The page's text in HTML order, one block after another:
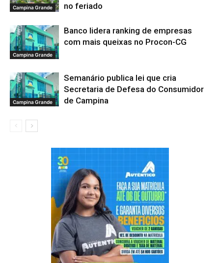
Campina Grande
no feriado
Campina Grande
Banco lidera ranking de empresas
com mais queixas no Procon-CG
Campina Grande
Semanário publica lei que cria
Secretaria de Defesa do Consumidor
de Campina